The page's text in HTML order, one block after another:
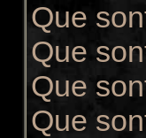
Que
Que
Que
Que